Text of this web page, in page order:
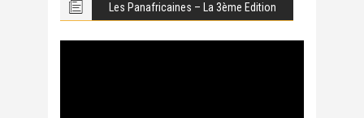
Les Panafricaines – La 3ème Edition